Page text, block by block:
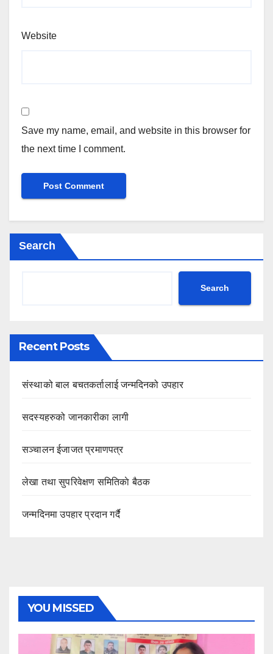
Website
Save my name, email, and website in this browser for
the next time I comment.
Search
Search
Recent Posts
संस्थाको बाल बचतकर्तालाई जन्मदिनको उपहार
सदस्यहरुको जानकारीका लागी
सञ्चालन ईजाजत प्रमाणपत्र
लेखा तथा सुपरिवेक्षण समितिकाे बैठक
जन्मदिनमा उपहार प्रदान गर्दै
YOU MISSED